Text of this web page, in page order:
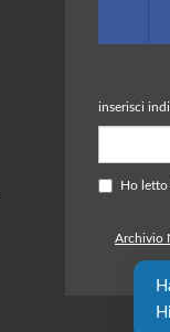
inserisci
Ho letto
Archivio